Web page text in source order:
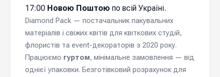
17:00 Новою Поштою по всій Україні.
Diamond Pack — постачальник пакувальних
матеріалів і свіжих квітів для квіткових студій,
флористів та event-декораторів з 2020 року.
Працюємо гуртом, мінімальне замовлення — від
однієї упаковки. Безготівковий розрахунок для